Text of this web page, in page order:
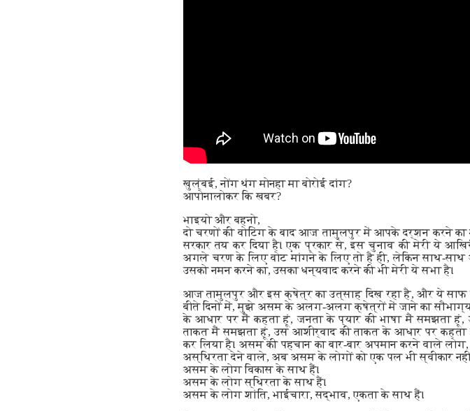
खुल्ंबई, नोंग थंग मोनहा मा बोरोई दांग?
आपोनालोकर कि खबर?
भाइयो और बहनो,
दो चरणों की वोटिंग के बाद आज तामुलपुर में आपके दर्शन करने का
सरकार तय कर दिया है। एक प्रकार से, इस चुनाव की मेरी ये
अगले चरण के लिए वोट मांगने के लिए तो है ही, लेकिन साथ-
उसको नमन करने का, उसका धन्यवाद करने की भी मेरी ये सभा है।
आज तामुलपुर और इस क्षेत्र का उत्साह दिख रहा है, और ये साफ
बीते दिनों में, मुझे असम के अलग-अलग क्षेत्रों में जाने का सौभाग्य
के आधार पर मैं कहता हूं, जनता के प्यार की भाषा मैं समझता
ताकत मैं समझता हूं, उस आशीर्वाद की ताकत के आधार पर कहता
कर लिया है। असम की पहचान का बार-बार अपमान करने वाले
अस्थिरता देने वाले, अब असम के लोगों को एक पल भी स्वीकार
असम के लोग विकास के साथ हैं।
असम के लोग स्थिरता के साथ हैं।
असम के लोग शांति, भाईचारा, सद्भाव, एकता के साथ हैं।